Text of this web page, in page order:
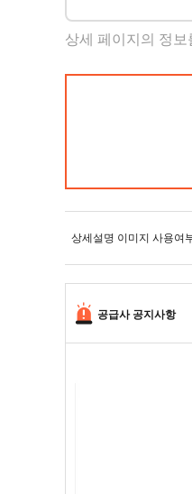
상세 페이지의 정
상세설명 이미지 사용여
공급사 공지사항